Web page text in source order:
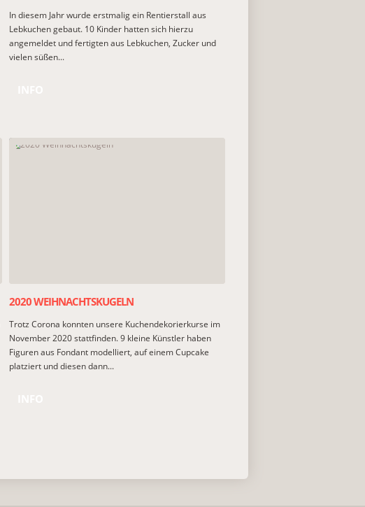
In diesem Jahr wurde erstmalig ein Rentierstall aus
Lebkuchen gebaut. 10 Kinder hatten sich hierzu
angemeldet und fertigten aus Lebkuchen, Zucker und
vielen süßen...
2020 WEIHNACHTSKUGELN
Trotz Corona konnten unsere Kuchendekorierkurse im
November 2020 stattfinden. 9 kleine Künstler haben
Figuren aus Fondant modelliert, auf einem Cupcake
platziert und diesen dann...